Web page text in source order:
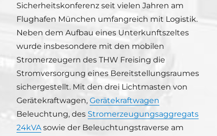
Sicherheitskonferenz seit vielen Jahren am
Flughafen München umfangreich mit Logistik.
Neben dem Aufbau eines Unterkunftszeltes
wurde insbesondere mit den mobilen
Stromerzeugern des THW Freising die
Stromversorgung eines Bereitstellungsraumes
sichergestellt. Mit den drei Lichtmasten von
Gerätekraftwagen,Gerätekraftwagen
Beleuchtung, desStromerzeugungsaggregats
24kVAsowie der Beleuchtungstraverse am